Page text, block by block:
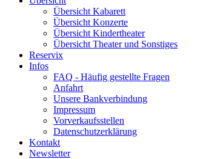
Übersicht Kabarett
Übersicht Konzerte
Übersicht Kindertheater
Übersicht Theater und Sonstiges
Reservix
Infos
FAQ - Häufig gestellte Fragen
Anfahrt
Unsere Bankverbindung
Impressum
Vorverkaufsstellen
Datenschutzerklärung
Kontakt
Newsletter